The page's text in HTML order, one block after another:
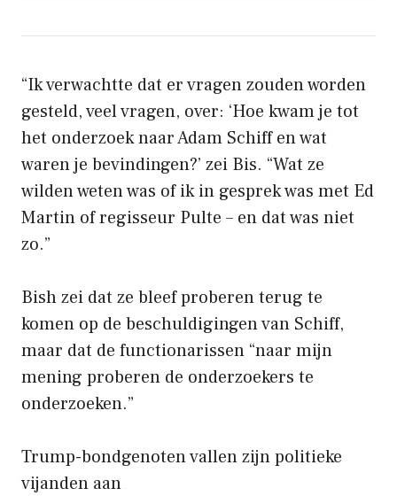
“Ik verwachtte dat er vragen zouden worden
gesteld, veel vragen, over: ‘Hoe kwam je tot
het onderzoek naar Adam Schiff en wat
waren je bevindingen?’ zei Bis. “Wat ze
wilden weten was of ik in gesprek was met Ed
Martin of regisseur Pulte – en dat was niet
zo.”
Bish zei dat ze bleef proberen terug te
komen op de beschuldigingen van Schiff,
maar dat de functionarissen “naar mijn
mening proberen de onderzoekers te
onderzoeken.”
Trump-bondgenoten vallen zijn politieke
vijanden aan